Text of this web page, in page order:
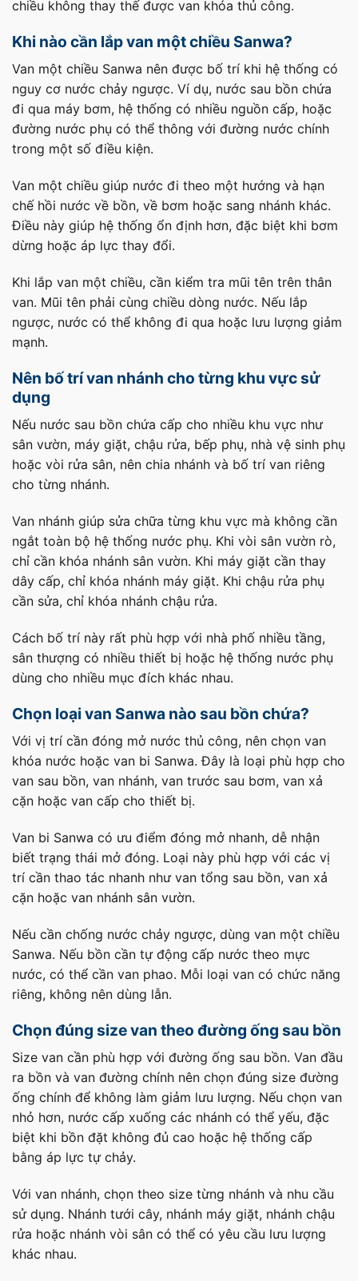
chiều không thay thế được van khóa thủ công.
Khi nào cần lắp van một chiều Sanwa?
Van một chiều Sanwa nên được bố trí khi hệ thống có
nguy cơ nước chảy ngược. Ví dụ, nước sau bồn chứa
đi qua máy bơm, hệ thống có nhiều nguồn cấp, hoặc
đường nước phụ có thể thông với đường nước chính
trong một số điều kiện.
Van một chiều giúp nước đi theo một hướng và hạn
chế hồi nước về bồn, về bơm hoặc sang nhánh khác.
Điều này giúp hệ thống ổn định hơn, đặc biệt khi bơm
dừng hoặc áp lực thay đổi.
Khi lắp van một chiều, cần kiểm tra mũi tên trên thân
van. Mũi tên phải cùng chiều dòng nước. Nếu lắp
ngược, nước có thể không đi qua hoặc lưu lượng giảm
mạnh.
Nên bố trí van nhánh cho từng khu vực sử
dụng
Nếu nước sau bồn chứa cấp cho nhiều khu vực như
sân vườn, máy giặt, chậu rửa, bếp phụ, nhà vệ sinh phụ
hoặc vòi rửa sân, nên chia nhánh và bố trí van riêng
cho từng nhánh.
Van nhánh giúp sửa chữa từng khu vực mà không cần
ngắt toàn bộ hệ thống nước phụ. Khi vòi sân vườn rò,
chỉ cần khóa nhánh sân vườn. Khi máy giặt cần thay
dây cấp, chỉ khóa nhánh máy giặt. Khi chậu rửa phụ
cần sửa, chỉ khóa nhánh chậu rửa.
Cách bố trí này rất phù hợp với nhà phố nhiều tầng,
sân thượng có nhiều thiết bị hoặc hệ thống nước phụ
dùng cho nhiều mục đích khác nhau.
Chọn loại van Sanwa nào sau bồn chứa?
Với vị trí cần đóng mở nước thủ công, nên chọn van
khóa nước hoặc van bi Sanwa. Đây là loại phù hợp cho
van sau bồn, van nhánh, van trước sau bơm, van xả
cặn hoặc van cấp cho thiết bị.
Van bi Sanwa có ưu điểm đóng mở nhanh, dễ nhận
biết trạng thái mở đóng. Loại này phù hợp với các vị
trí cần thao tác nhanh như van tổng sau bồn, van xả
cặn hoặc van nhánh sân vườn.
Nếu cần chống nước chảy ngược, dùng van một chiều
Sanwa. Nếu bồn cần tự động cấp nước theo mực
nước, có thể cần van phao. Mỗi loại van có chức năng
riêng, không nên dùng lẫn.
Chọn đúng size van theo đường ống sau bồn
Size van cần phù hợp với đường ống sau bồn. Van đầu
ra bồn và van đường chính nên chọn đúng size đường
ống chính để không làm giảm lưu lượng. Nếu chọn van
nhỏ hơn, nước cấp xuống các nhánh có thể yếu, đặc
biệt khi bồn đặt không đủ cao hoặc hệ thống cấp
bằng áp lực tự chảy.
Với van nhánh, chọn theo size từng nhánh và nhu cầu
sử dụng. Nhánh tưới cây, nhánh máy giặt, nhánh chậu
rửa hoặc nhánh vòi sân có thể có yêu cầu lưu lượng
khác nhau.